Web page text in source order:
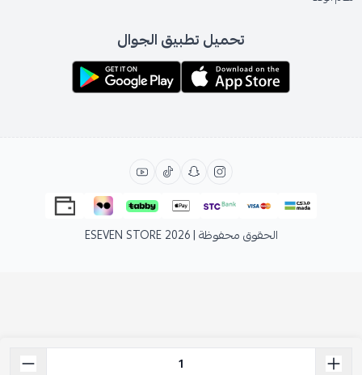
تحميل تطبيق الجوال
الحقوق محفوظة | 2026 ESEVEN STORE